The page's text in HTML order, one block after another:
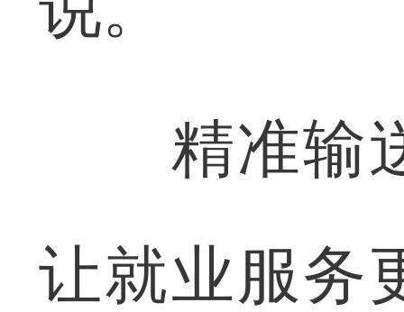
精准输送
让就业服务